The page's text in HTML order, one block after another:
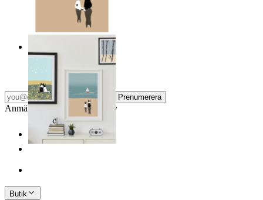
Från
Prenumerera
Anmäl dig till vårt Nyhetsbrev
Butik